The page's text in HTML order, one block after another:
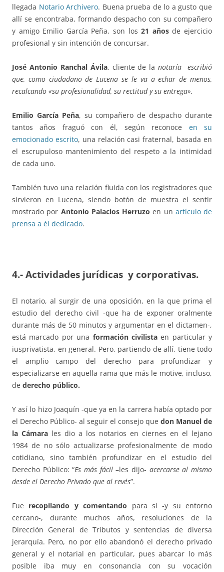
llegada Notario Archivero. Buena prueba de lo a gusto que
allí se encontraba, formando despacho con su compañero
y amigo Emilio García Peña, son los21 añosde ejercicio
profesional y sin intención de concursar.
José Antonio Ranchal Ávila, cliente de lanotaría escribió
que, como ciudadano de Lucena se le va a echar de menos,
recalcando «su profesionalidad, su rectitud y su entrega».
Emilio García Peña, su compañero de despacho durante
tantos años fraguó con él, según reconoce en su
emocionado escrito, una relación casi fraternal, basada en
el escrupuloso mantenimiento del respeto a la intimidad
de cada uno.
También tuvo una relación fluida con los registradores que
sirvieron en Lucena, siendo botón de muestra el sentir
mostrado por Antonio Palacios Herruzo en un artículo de
prensa a él dedicado.
4.- Actividades jurídicas y corporativas.
El notario, al surgir de una oposición, en la que prima el
estudio del derecho civil -que ha de exponer oralmente
durante más de 50 minutos y argumentar en el dictamen-,
está marcado por una formación civilistaen particular y
iusprivatista, en general. Pero, partiendo de allí, tiene todo
el amplio campo del derecho para profundizar y
especializarse en aquella rama que más le motive, incluso,
de derecho público.
Y así lo hizo Joaquín -que ya en la carrera había optado por
el Derecho Público- al seguir el consejo que don Manuel de
la Cámara les dio a los notarios en ciernes en el lejano
1984 de no sólo actualizarse profesionalmente de modo
cotidiano, sino también profundizar en el estudio del
Derecho Público: “Es más fácil–les dijo- acercarse al mismo
desde el Derecho Privado que al revés”.
Fue recopilando y comentando para sí -y su entorno
cercano-, durante muchos años, resoluciones de la
Dirección General de Tributos y sentencias de diversa
jerarquía. Pero, no por ello abandonó el derecho privado
general y el notarial en particular, pues abarcar lo más
posible iba muy en consonancia con su vocación